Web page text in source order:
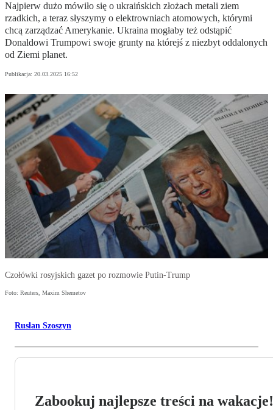
Najpierw dużo mówiło się o ukraińskich złożach metali ziem
rzadkich, a teraz słyszymy o elektrowniach atomowych, którymi
chcą zarządzać Amerykanie. Ukraina mogłaby też odstąpić
Donaldowi Trumpowi swoje grunty na którejś z niezbyt oddalonych
od Ziemi planet.
Publikacja: 20.03.2025 16:52
Czołówki rosyjskich gazet po rozmowie Putin-Trump
Foto: Reuters, Maxim Shemetov
Rusłan Szoszyn
Zabookuj najlepsze treści na wakacje!